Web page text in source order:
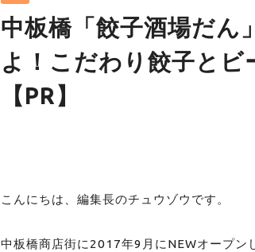
中板橋「餃子酒場だん
よ！こだわり餃子とビ
【PR】
こんにちは、編集長のチュウゾウです。
中板橋商店街に2017年9月にNEWオープン